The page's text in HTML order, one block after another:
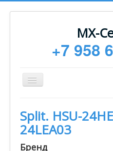
МХ-
+7 958
Toggle
Navigation
Монтаж
Сервисное обслуживание
Split. HSU-
24LEA03
Бренд